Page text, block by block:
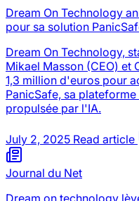
Dream On Technology
pour sa solution
Dream On Technology,
Mikael Masson (CEO) et
1,3 million d'euros pour
PanicSafe, sa
propulsée par l'IA.
July 2, 2025 Read article
Journal du Net